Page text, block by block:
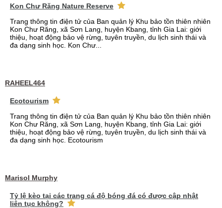
Kon Chư Răng Nature Reserve
Trang thông tin điện tử của Ban quản lý Khu bảo tồn thiên nhiên
Kon Chư Răng, xã Sơn Lang, huyện Kbang, tỉnh Gia Lai: giới
thiệu, hoạt động bảo vệ rừng, tuyên truyền, du lịch sinh thái và
đa dạng sinh học. Kon Chư...
RAHEEL464
Ecotourism
Trang thông tin điện tử của Ban quản lý Khu bảo tồn thiên nhiên
Kon Chư Răng, xã Sơn Lang, huyện Kbang, tỉnh Gia Lai: giới
thiệu, hoạt động bảo vệ rừng, tuyên truyền, du lịch sinh thái và
đa dạng sinh học. Ecotourism
Marisol Murphy
Tỷ lệ kèo tại các trang cá độ bóng đá có được cập nhật
liên tục không?